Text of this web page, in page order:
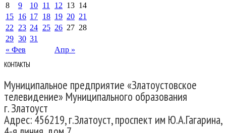
« Фев Апр »
8
9 10 11 12 13 14
15 16 17 18 19 20 21
22
23 24 25 26 27 28
29 30 31
КОНТАКТЫ
Муниципальное предприятие «Златоустовское
телевидение» Муниципального образования
г. Златоуст
Адрес: 456219, г.Златоуст, проспект им Ю.А.Гагарина,